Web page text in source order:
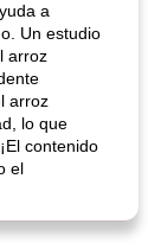
a
Un estudio
arroz
arroz
lo que
contenido
el